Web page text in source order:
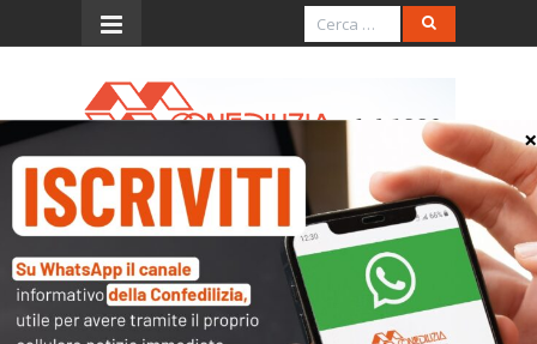
Menu
Italia Oggi – 8.6.2016 –
Convivenza di fatto,
protezione costituzionale